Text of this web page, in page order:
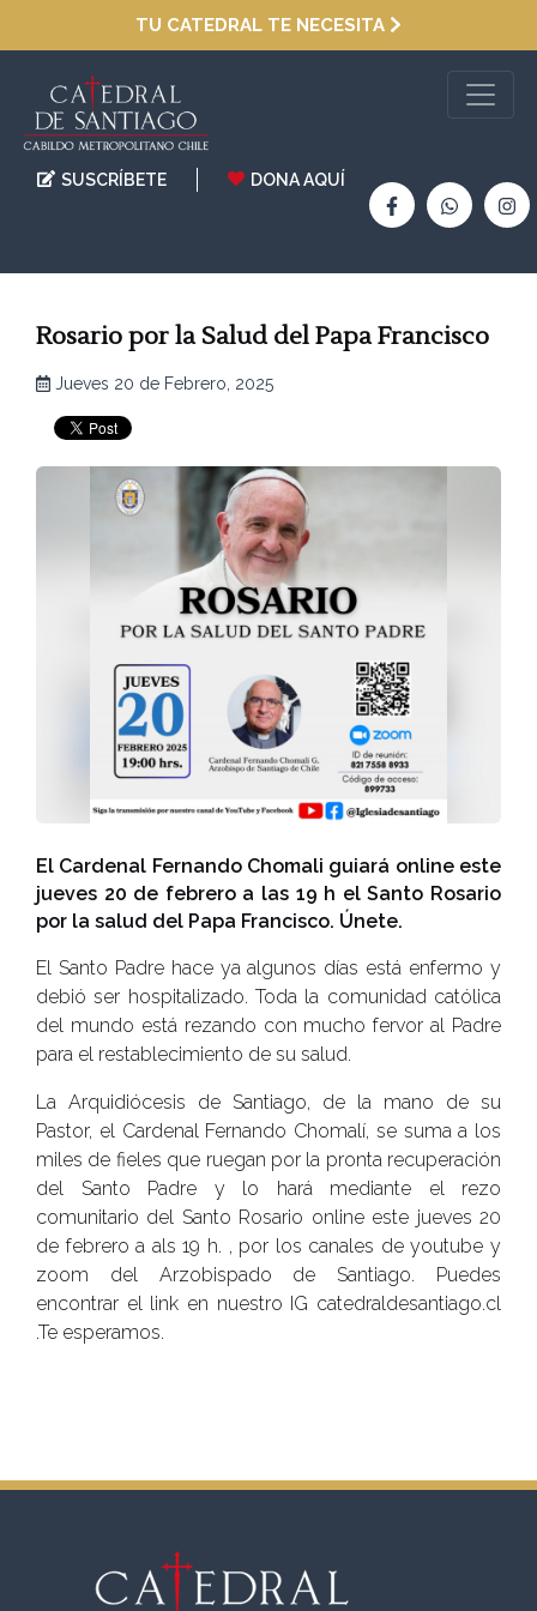
TU CATEDRAL TE NECESITA
SUSCRÍBETE DONA AQUÍ
Rosario por la Salud del Papa Francisco
Jueves 20 de Febrero, 2025
El Cardenal Fernando Chomali guiará online este
jueves 20 de febrero a las 19 h el Santo Rosario
por la salud del Papa Francisco. Únete.
El Santo Padre hace ya algunos días está enfermo y
debió ser hospitalizado. Toda la comunidad católica
del mundo está rezando con mucho fervor al Padre
para el restablecimiento de su salud.
La Arquidiócesis de Santiago, de la mano de su
Pastor, el Cardenal Fernando Chomalí, se suma a los
miles de fieles que ruegan por la pronta recuperación
del Santo Padre y lo hará mediante el rezo
comunitario del Santo Rosario online este jueves 20
de febrero a als 19 h. , por los canales de youtube y
zoom del Arzobispado de Santiago. Puedes
encontrar el link en nuestro IG catedraldesantiago.cl
.Te esperamos.